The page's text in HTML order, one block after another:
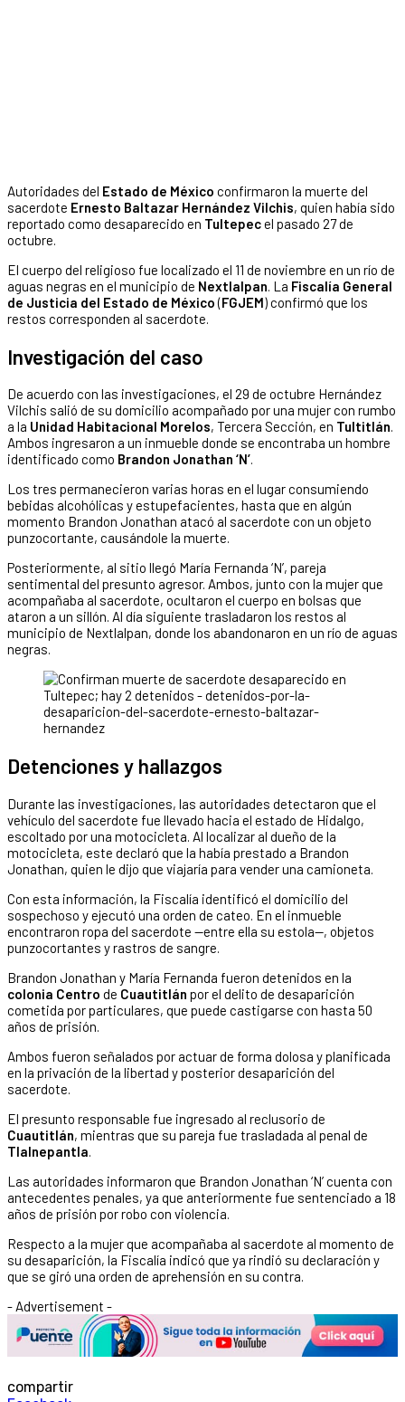
Autoridades del Estado de México confirmaron la muerte del
sacerdote Ernesto Baltazar Hernández Vilchis, quien había sido
reportado como desaparecido en Tultepecel pasado 27 de
octubre.
El cuerpo del religioso fue localizado el 11 de noviembre en un río de
aguas negras en el municipio de Nextlalpan. La Fiscalía General
de Justicia del Estado de México(FGJEM) confirmó que los
restos corresponden al sacerdote.
Investigación del caso
De acuerdo con las investigaciones, el 29 de octubre Hernández
Vilchis salió de su domicilio acompañado por una mujer con rumbo
a la Unidad Habitacional Morelos, Tercera Sección, en Tultitlán.
Ambos ingresaron a un inmueble donde se encontraba un hombre
identificado como Brandon Jonathan ‘N’.
Los tres permanecieron varias horas en el lugar consumiendo
bebidas alcohólicas y estupefacientes, hasta que en algún
momento Brandon Jonathan atacó al sacerdote con un objeto
punzocortante, causándole la muerte.
Posteriormente, al sitio llegó María Fernanda ‘N’, pareja
sentimental del presunto agresor. Ambos, junto con la mujer que
acompañaba al sacerdote, ocultaron el cuerpo en bolsas que
ataron a un sillón. Al día siguiente trasladaron los restos al
municipio de Nextlalpan, donde los abandonaron en un río de aguas
negras.
Detenciones y hallazgos
Durante las investigaciones, las autoridades detectaron que el
vehículo del sacerdote fue llevado hacia el estado de Hidalgo,
escoltado por una motocicleta. Al localizar al dueño de la
motocicleta, este declaró que la había prestado a Brandon
Jonathan, quien le dijo que viajaría para vender una camioneta.
Con esta información, la Fiscalía identificó el domicilio del
sospechoso y ejecutó una orden de cateo. En el inmueble
encontraron ropa del sacerdote —entre ella su estola—, objetos
punzocortantes y rastros de sangre.
Brandon Jonathan y María Fernanda fueron detenidos en la
colonia Centro de Cuautitlán por el delito de desaparición
cometida por particulares, que puede castigarse con hasta 50
años de prisión.
Ambos fueron señalados por actuar de forma dolosa y planificada
en la privación de la libertad y posterior desaparición del
sacerdote.
El presunto responsable fue ingresado al reclusorio de
Cuautitlán, mientras que su pareja fue trasladada al penal de
Tlalnepantla
Las autoridades informaron que Brandon Jonathan ‘N’ cuenta con
antecedentes penales, ya que anteriormente fue sentenciado a 18
años de prisión por robo con violencia.
Respecto a la mujer que acompañaba al sacerdote al momento de
su desaparición, la Fiscalía indicó que ya rindió su declaración y
que se giró una orden de aprehensión en su contra.
- Advertisement -
compartir